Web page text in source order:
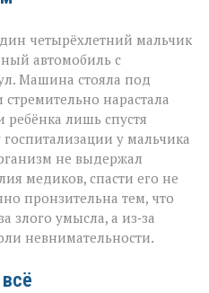
четырёхлетний мальчик
автомобиль с
Машина стояла под
нарастала
лишь спустя
у мальчика
не выдержал
медиков, спасти его не
пронзительна тем, что
злого умысла, а из‑за
невнимательности.